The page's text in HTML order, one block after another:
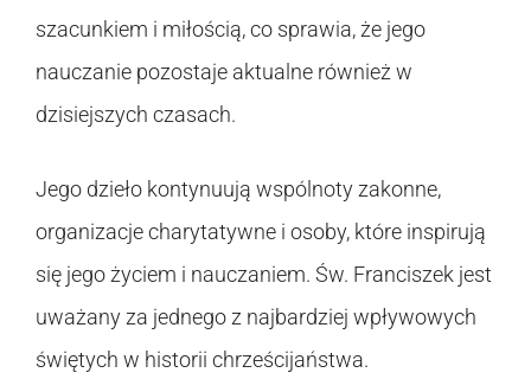
szacunkiem i miłością, co sprawia, że jego
nauczanie pozostaje aktualne również w
dzisiejszych czasach.
Jego dzieło kontynuują wspólnoty zakonne,
organizacje charytatywne i osoby, które inspirują
się jego życiem i nauczaniem. Św. Franciszek jest
uważany za jednego z najbardziej wpływowych
świętych w historii chrześcijaństwa.